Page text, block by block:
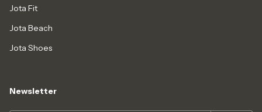
Jota Fit
Jota Beach
Jota Shoes
Newsletter